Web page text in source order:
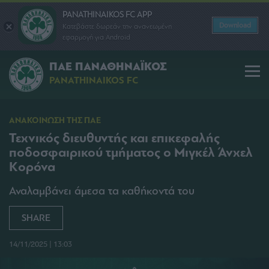
PANATHINAIKOS FC APP
Κατεβάστε δωρεάν την ανανεωμένη
εφαρμογή για Android
Download
ΠΑΕ ΠΑΝΑΘΗΝΑΪΚΟΣ
PANATHINAIKOS FC
ΑΝΑΚΟΙΝΩΣΗ ΤΗΣ ΠΑΕ
Τεχνικός διευθυντής και επικεφαλής
ποδοσφαιρικού τμήματος ο Μιγκέλ Άνχελ
Κορόνα
Αναλαμβάνει άμεσα τα καθήκοντά του
SHARE
14/11/2025 | 13:03